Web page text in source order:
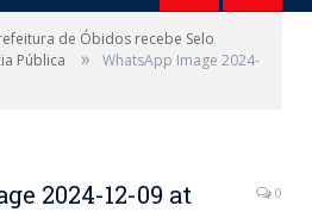
de Óbidos recebe Selo
Pública
»
WhatsApp Image 2024-
2024-12-09 at
0